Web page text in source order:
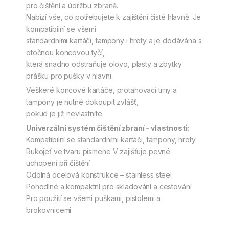
pro čištění a údržbu zbraně.
Nabízí vše, co potřebujete k zajištění čisté hlavně. Je
kompatibilní se všemi
standardními kartáči, tampony i hroty a je dodávána s
otočnou koncovou tyčí,
která snadno odstraňuje olovo, plasty a zbytky
prášku pro pušky v hlavni.
Veškeré koncové kartáče, protahovací trny a
tampóny je nutné dokoupit zvlášť,
pokud je již nevlastníte.
Univerzální systém čištění zbraní – vlastnosti:
Kompatibilní se standardními kartáči, tampony, hroty
Rukojeť ve tvaru písmene V zajišťuje pevné
uchopení při čištění
Odolná ocelová konstrukce – stainless steel
Pohodlné a kompaktní pro skladování a cestování
Pro použití se všemi puškami, pistolemi a
brokovnicemi.